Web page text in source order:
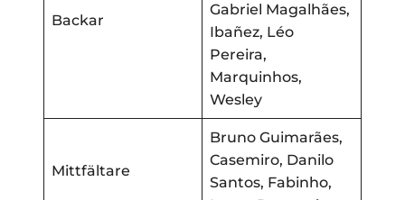
Backar
Gabriel Magalhães,
Ibañez, Léo
Pereira,
Marquinhos,
Wesley
Mittfältare
Bruno Guimarães,
Casemiro, Danilo
Santos, Fabinho,